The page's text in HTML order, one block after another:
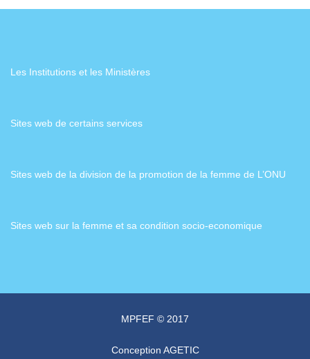
Les Institutions et les Ministères
Sites web de certains services
Sites web de la division de la promotion de la femme de L’ONU
Sites web sur la femme et sa condition socio-economique
MPFEF © 2017
Conception AGETIC